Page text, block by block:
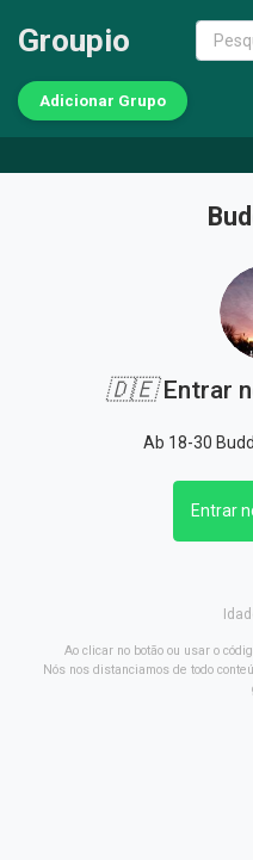
Groupio
Adicionar Grupo
🇩🇪Entrar
Ab 18-30
Entrar
Ao clicar no botão ou usar o
Nós nos distanciamos de todo